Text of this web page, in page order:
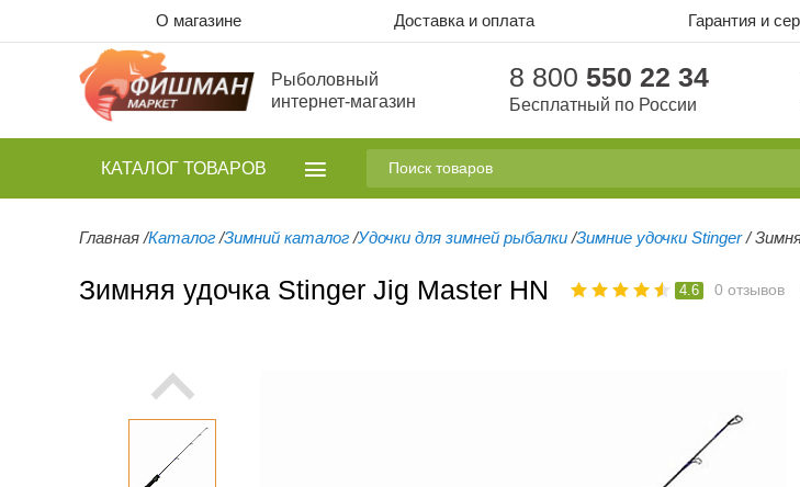
О магазине Доставка и оплата Гарантия и
Рыболовный
интернет-магазин
8 800 550 22 34
Бесплатный по России
КАТАЛОГ ТОВАРОВ
Главная /Каталог /Зимний каталог /Удочки для зимней рыбалки /Зимние удочки Stinger /
Зимняя удочка Stinger Jig Master HN 4.6 0 отзывов